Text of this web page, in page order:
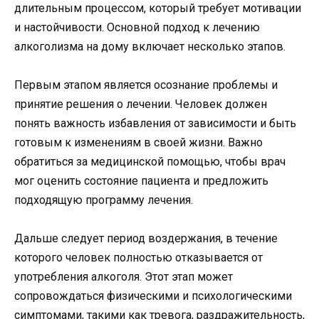
длительным процессом, который требует мотивации
и настойчивости. Основной подход к лечению
алкоголизма на дому включает несколько этапов.
Первым этапом является осознание проблемы и
принятие решения о лечении. Человек должен
понять важность избавления от зависимости и быть
готовым к изменениям в своей жизни. Важно
обратиться за медицинской помощью, чтобы врач
мог оценить состояние пациента и предложить
подходящую программу лечения.
Дальше следует период воздержания, в течение
которого человек полностью отказывается от
употребления алкоголя. Этот этап может
сопровождаться физическими и психологическими
симптомами, такими как тревога, раздражительность,